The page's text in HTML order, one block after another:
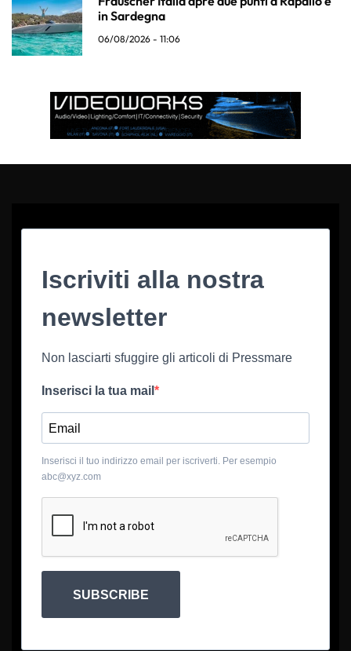
in Sardegna
06/08/2026 - 11:06
Iscriviti alla nostra
newsletter
Non lasciarti sfuggire gli articoli di Pressmare
Inserisci la tua mail
Inserisci il tuo indirizzo email per iscriverti. Per esempio
abc@xyz.com
SUBSCRIBE